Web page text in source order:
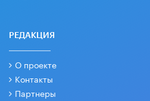
РЕДАКЦИЯ
О проекте
Контакты
Партнеры